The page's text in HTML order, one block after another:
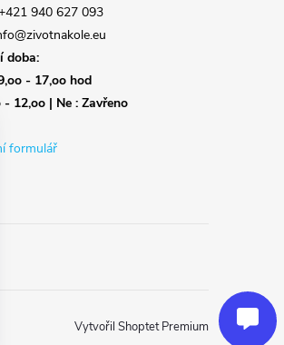
940 627 093
doba:
- 17,oo hod
- 12,oo | Ne : Zavřeno
formulář
Vytvořil Shoptet Premium
Poslat